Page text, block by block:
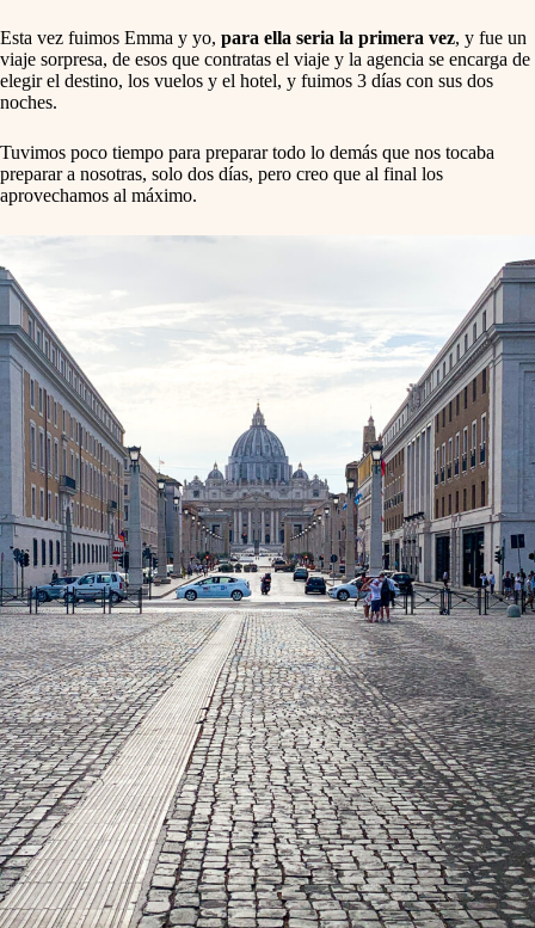
Esta vez fuimos Emma y yo, para ella seria la primera vez, y fue un
viaje sorpresa, de esos que contratas el viaje y la agencia se encarga de
elegir el destino, los vuelos y el hotel, y fuimos 3 días con sus dos
noches.
Tuvimos poco tiempo para preparar todo lo demás que nos tocaba
preparar a nosotras, solo dos días, pero creo que al final los
aprovechamos al máximo.